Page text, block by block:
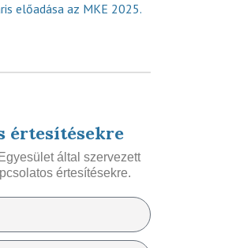
előadása az MKE 2025.
értesítésekre
által szervezett
értesítésekre.